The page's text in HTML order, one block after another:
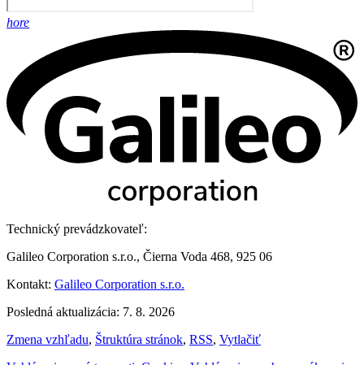
hore
Technický prevádzkovateľ:
Galileo Corporation s.r.o., Čierna Voda 468, 925 06
Kontakt: Galileo Corporation s.r.o.
Posledná aktualizácia: 7. 8. 2026
Zmena vzhľadu, Štruktúra stránok, RSS, Vytlačiť